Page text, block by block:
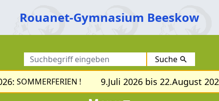
Rouanet-Gymnasium Beeskow
Suche
SOMMERFERIEN ! 9.Juli 2026 bis 22.August